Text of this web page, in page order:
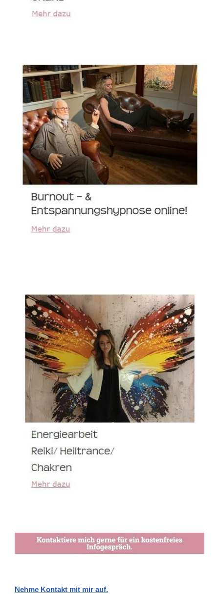
Nehme Kontakt mit mir auf.